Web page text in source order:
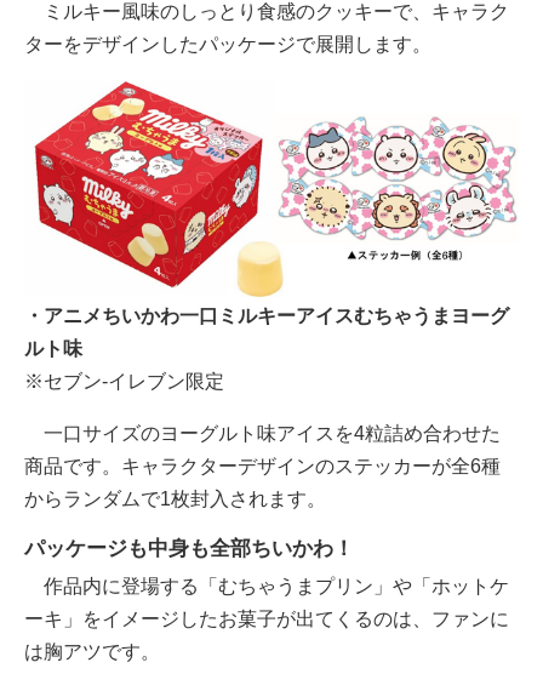
ミルキー風味のしっとり食感のクッキーで、キャラク
ターをデザインしたパッケージで展開します。
・アニメちいかわ一口ミルキーアイスむちゃうまヨーグ
ルト味
※セブン-イレブン限定
一口サイズのヨーグルト味アイスを4粒詰め合わせた
商品です。キャラクターデザインのステッカーが全6種
からランダムで1枚封入されます。
パッケージも中身も全部ちいかわ！
作品内に登場する「むちゃうまプリン」や「ホットケ
ーキ」をイメージしたお菓子が出てくるのは、ファンに
は胸アツです。